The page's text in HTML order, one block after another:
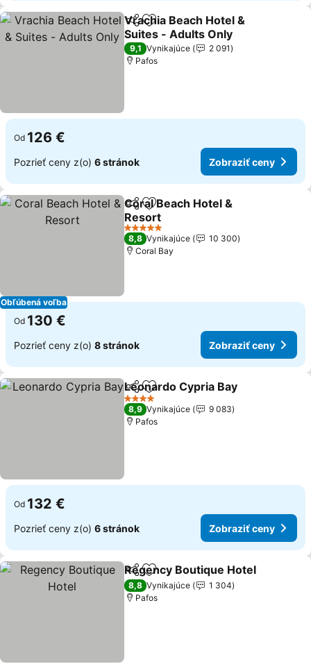
ZdieľaťPridať do obľúbených
Vrachia Beach Hotel &
Suites - Adults Only
9,1 Vynikajúce
2 091
Pafos
Od 126 €
Pozrieť ceny z(o) 6 stránok Zobraziť ceny
Obľúbená voľba
ZdieľaťPridať do obľúbených
Coral Beach Hotel &
Resort
5 Počet hviezdičiek
8,8 Vynikajúce
10 300
Coral Bay
Od 130 €
Pozrieť ceny z(o) 8 stránok Zobraziť ceny
ZdieľaťPridať do obľúbených
Leonardo Cypria Bay
4 Počet hviezdičiek
8,9 Vynikajúce
9 083
Pafos
Od 132 €
Pozrieť ceny z(o) 6 stránok Zobraziť ceny
ZdieľaťPridať do obľúbených
Regency Boutique Hotel
8,8 Vynikajúce
1 304
Pafos